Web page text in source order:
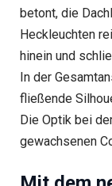
betont, die
Heckleuchten
hinein und
In der
fließende
Die Optik bei
gewachsenen